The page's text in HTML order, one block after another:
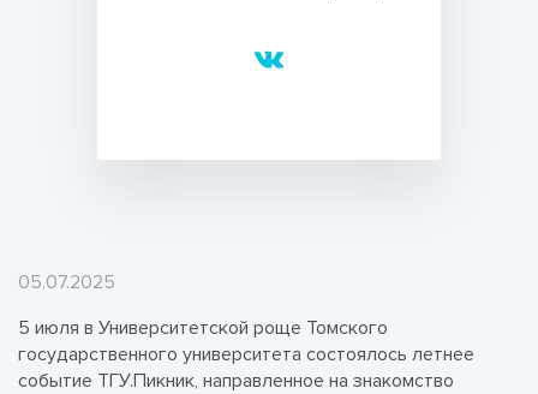
05.07.2025
5 июля в Университетской роще Томского
государственного университета состоялось летнее
событие ТГУ.Пикник, направленное на знакомство